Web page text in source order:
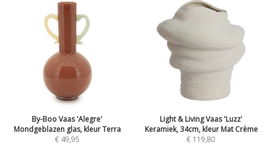
By-Boo Vaas 'Alegre'
Mondgeblazen glas, kleur Terra
€49,95
Light & Living Vaas 'Luzz'
Keramiek, 34cm, kleur Mat Crème
€ 119,80